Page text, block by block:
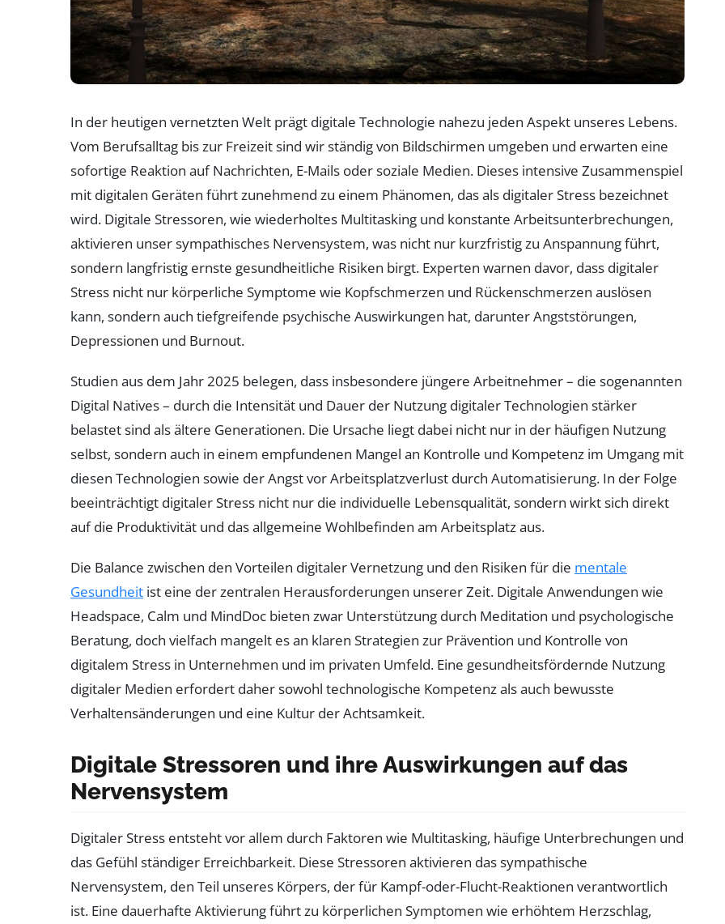
In der heutigen vernetzten Welt prägt digitale Technologie nahezu jeden Aspekt unseres Lebens.
Vom Berufsalltag bis zur Freizeit sind wir ständig von Bildschirmen umgeben und erwarten eine
sofortige Reaktion auf Nachrichten, E-Mails oder soziale Medien. Dieses intensive Zusammenspiel
mit digitalen Geräten führt zunehmend zu einem Phänomen, das als digitaler Stress bezeichnet
wird. Digitale Stressoren, wie wiederholtes Multitasking und konstante Arbeitsunterbrechungen,
aktivieren unser sympathisches Nervensystem, was nicht nur kurzfristig zu Anspannung führt,
sondern langfristig ernste gesundheitliche Risiken birgt. Experten warnen davor, dass digitaler
Stress nicht nur körperliche Symptome wie Kopfschmerzen und Rückenschmerzen auslösen
kann, sondern auch tiefgreifende psychische Auswirkungen hat, darunter Angststörungen,
Depressionen und Burnout.
Studien aus dem Jahr 2025 belegen, dass insbesondere jüngere Arbeitnehmer – die sogenannten
Digital Natives – durch die Intensität und Dauer der Nutzung digitaler Technologien stärker
belastet sind als ältere Generationen. Die Ursache liegt dabei nicht nur in der häufigen Nutzung
selbst, sondern auch in einem empfundenen Mangel an Kontrolle und Kompetenz im Umgang mit
diesen Technologien sowie der Angst vor Arbeitsplatzverlust durch Automatisierung. In der Folge
beeinträchtigt digitaler Stress nicht nur die individuelle Lebensqualität, sondern wirkt sich direkt
auf die Produktivität und das allgemeine Wohlbefinden am Arbeitsplatz aus.
Die Balance zwischen den Vorteilen digitaler Vernetzung und den Risiken für die mentale
Gesundheit ist eine der zentralen Herausforderungen unserer Zeit. Digitale Anwendungen wie
Headspace, Calm und MindDoc bieten zwar Unterstützung durch Meditation und psychologische
Beratung, doch vielfach mangelt es an klaren Strategien zur Prävention und Kontrolle von
digitalem Stress in Unternehmen und im privaten Umfeld. Eine gesundheitsfördernde Nutzung
digitaler Medien erfordert daher sowohl technologische Kompetenz als auch bewusste
Verhaltensänderungen und eine Kultur der Achtsamkeit.
Digitale Stressoren und ihre Auswirkungen auf das
Nervensystem
Digitaler Stress entsteht vor allem durch Faktoren wie Multitasking, häufige Unterbrechungen und
das Gefühl ständiger Erreichbarkeit. Diese Stressoren aktivieren das sympathische
Nervensystem, den Teil unseres Körpers, der für Kampf-oder-Flucht-Reaktionen verantwortlich
ist. Eine dauerhafte Aktivierung führt zu körperlichen Symptomen wie erhöhtem Herzschlag,